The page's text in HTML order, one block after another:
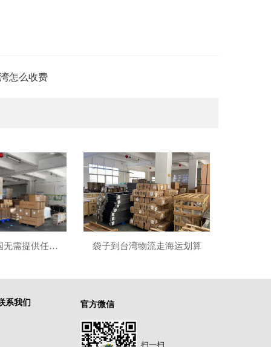
怎么收费
邮寄药品到英国无需提供任何资料 袋子到台湾物流走海运划算
系我们 官方微信
扫一扫